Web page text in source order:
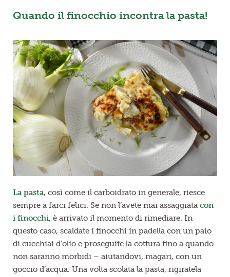
Quando il finocchio incontra la pasta!
La pasta, così come il carboidrato in generale, riesce
sempre a farci felici. Se non l’avete mai assaggiata con
i finocchi, è arrivato il momento di rimediare. In
questo caso, scaldate i finocchi in padella con un paio
di cucchiai d’olio e proseguite la cottura fino a quando
non saranno morbidi – aiutandovi, magari, con un
goccio d’acqua. Una volta scolata la pasta, rigiratela